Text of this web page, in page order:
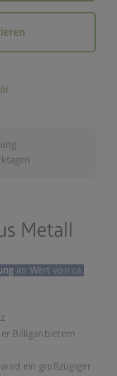
Metall
im Wert von ca.
Billiganbietern
ein großzügiger